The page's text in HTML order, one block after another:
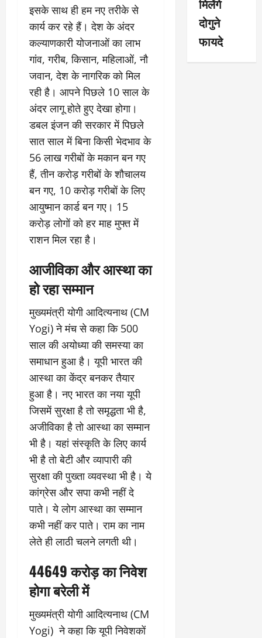
इसके साथ ही हम नए तरीके से
कार्य कर रहे हैं। देश के अंदर
कल्याणकारी योजनाओं का लाभ
गांव, गरीब, किसान, महिलाओं, नौ
जवान, देश के नागरिक को मिल
रही है। आपने पिछले 10 साल के
अंदर लागू होते हुए देखा होगा।
डबल इंजन की सरकार में पिछले
सात साल में बिना किसी भेदभाव के
56 लाख गरीबों के मकान बन गए
हैं, तीन करोड़ गरीबों के शौचालय
बन गए, 10 करोड़ गरीबों के लिए
आयुष्मान कार्ड बन गए। 15
करोड़ लोगों को हर माह मुफ्त में
राशन मिल रहा है।
आजीविका और आस्था का
हो रहा सम्मान
मुख्यमंत्री योगी आदित्यनाथ (CM
Yogi) ने मंच से कहा कि 500
साल की अयोध्या की समस्या का
समाधान हुआ है। यूपी भारत की
आस्था का केंद्र बनकर तैयार
हुआ है। नए भारत का नया यूपी
जिसमें सुरक्षा है तो समृद्धता भी है,
अजीविका है तो आस्था का सम्मान
भी है। यहां संस्कृति के लिए कार्य
भी है तो बेटी और व्यापारी की
सुरक्षा की पुख्ता व्यवस्था भी है। ये
कांग्रेस और सपा कभी नहीं दे
पाते। ये लोग आस्था का सम्मान
कभी नहीं कर पाते। राम का नाम
लेते ही लाठी चलने लगती थी।
44649 करोड़ का निवेश
होगा बरेली में
मुख्यमंत्री योगी आदित्यनाथ (CM
Yogi) ने कहा कि यूपी निवेशकों
मिलेंगे
दोगुने
फायदे